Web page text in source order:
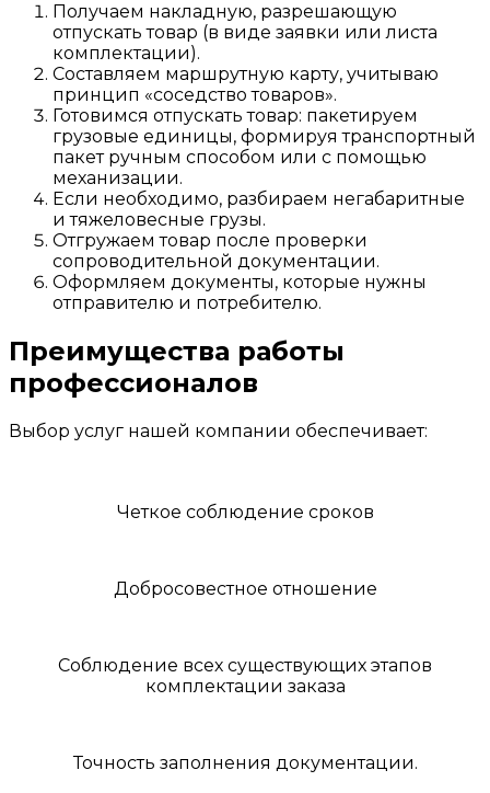
Получаем накладную, разрешающую
отпускать товар (в виде заявки или листа
комплектации).
Составляем маршрутную карту, учитываю
принцип «соседство товаров».
Готовимся отпускать товар: пакетируем
грузовые единицы, формируя транспортный
пакет ручным способом или с помощью
механизации.
Если необходимо, разбираем негабаритные
и тяжеловесные грузы.
Отгружаем товар после проверки
сопроводительной документации.
Оформляем документы, которые нужны
отправителю и потребителю.
Преимущества работы
профессионалов
Выбор услуг нашей компании обеспечивает:
Четкое соблюдение сроков
Добросовестное отношение
Соблюдение всех существующих этапов
комплектации заказа
Точность заполнения документации.